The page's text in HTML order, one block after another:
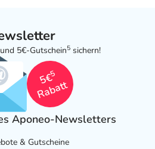
5€-Gutschein5 sichern!
5€
5
Rabatt
Aponeo-Newsletters
& Gutscheine